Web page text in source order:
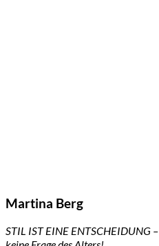
Martina Berg
STIL IST EINE ENTSCHEIDUNG –